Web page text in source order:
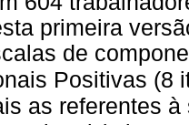
primeira
de
Positivas (8
as referentes